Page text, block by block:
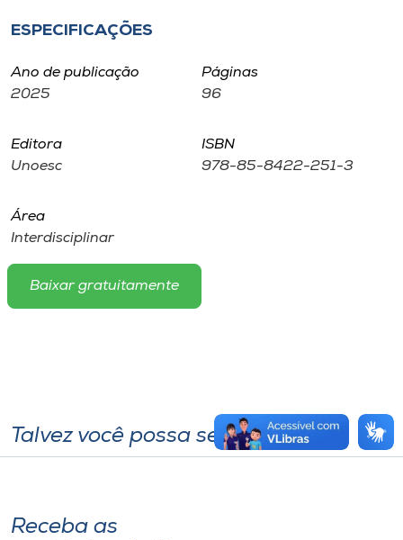
Selecione
A+
ESPECIFICAÇÕES
Ano de publicação
2025
Páginas
96
Editora
Unoesc
ISBN
978-85-8422-251-3
Área
Interdisciplinar
Baixar gratuitamente
Talvez você possa se interessar
Receba as